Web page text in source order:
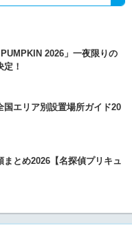
2026」一夜限りの
！
国エリア別設置場所ガイド20
とめ2026【名探偵プリキュ